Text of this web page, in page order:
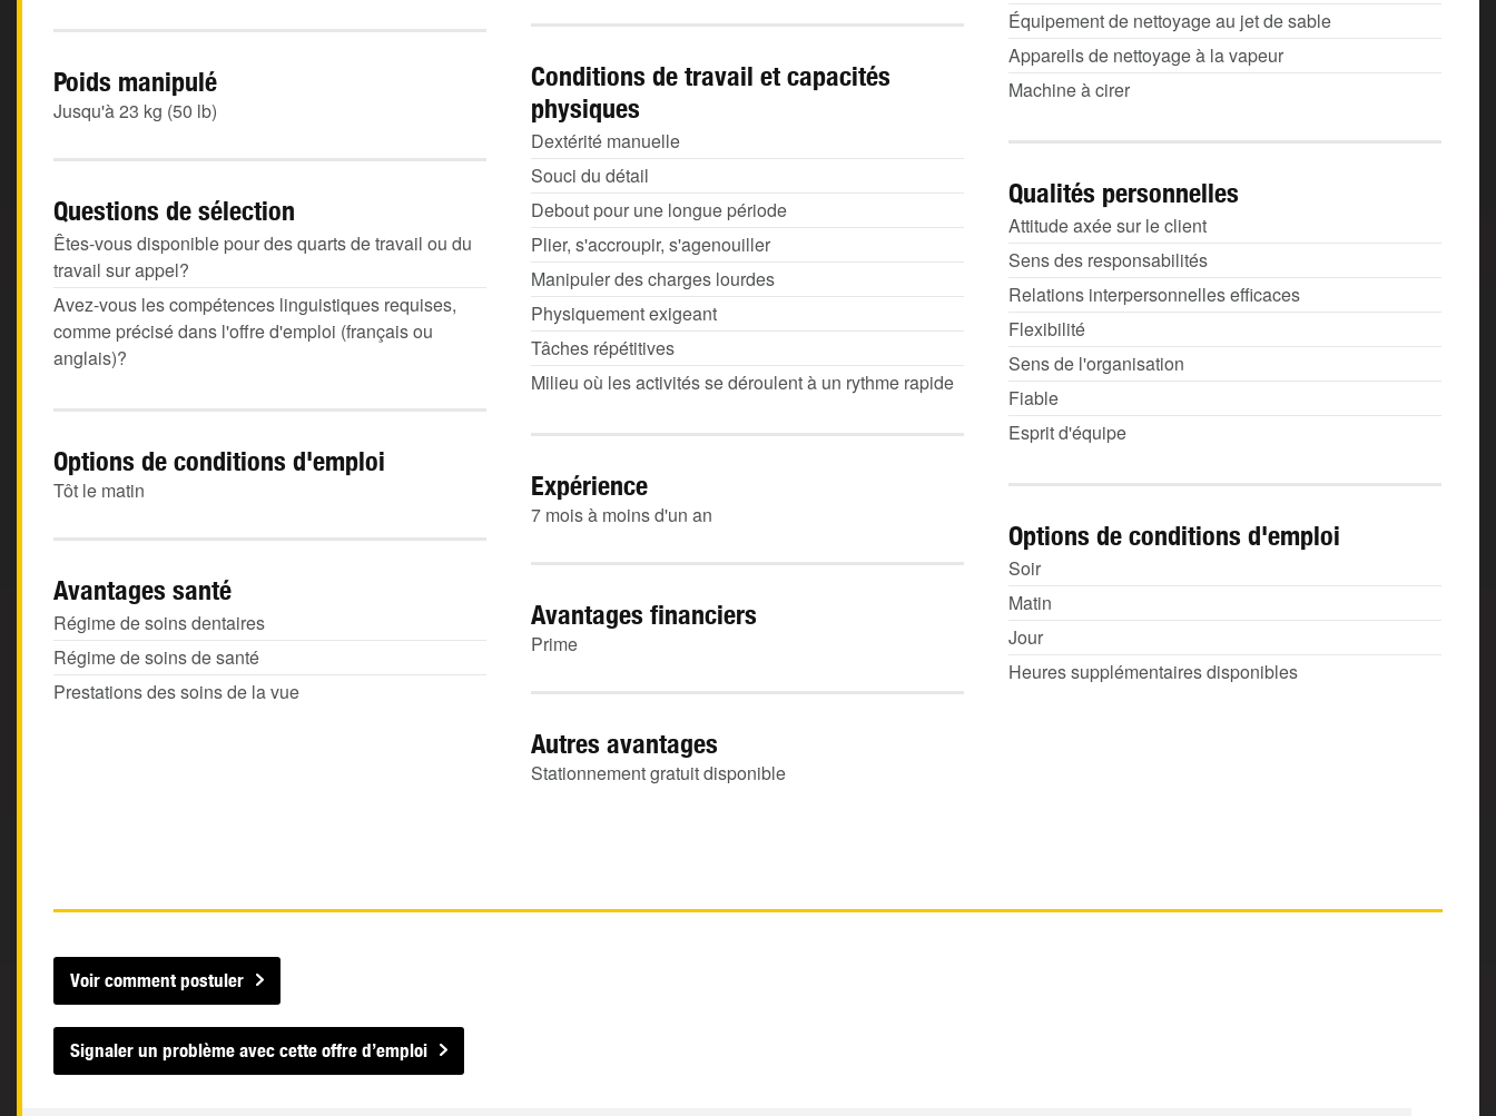
Équipement de nettoyage au jet de sable
Appareils de nettoyage à la vapeur
Machine à cirer
Conditions de travail et capacités
physiques
Dextérité manuelle
Souci du détail
Debout pour une longue période
Plier, s'accroupir, s'agenouiller
Manipuler des charges lourdes
Physiquement exigeant
Tâches répétitives
Milieu où les activités se déroulent à un rythme rapide
Poids manipulé
Jusqu'à 23 kg (50 lb)
Qualités personnelles
Attitude axée sur le client
Sens des responsabilités
Relations interpersonnelles efficaces
Flexibilité
Sens de l'organisation
Fiable
Esprit d'équipe
Questions de sélection
Êtes-vous disponible pour des quarts de travail ou du
travail sur appel?
Avez-vous les compétences linguistiques requises,
comme précisé dans l'offre d'emploi (français ou
anglais)?
Options de conditions d'emploi
Tôt le matin Expérience
7 mois à moins d'un an
Options de conditions d'emploi
Soir
Matin
Jour
Heures supplémentaires disponibles
Avantages santé
Régime de soins dentaires
Régime de soins de santé
Prestations des soins de la vue
Avantages financiers
Prime
Autres avantages
Stationnement gratuit disponible
Voir comment postuler
Signaler un problème avec cette offre d’emploi